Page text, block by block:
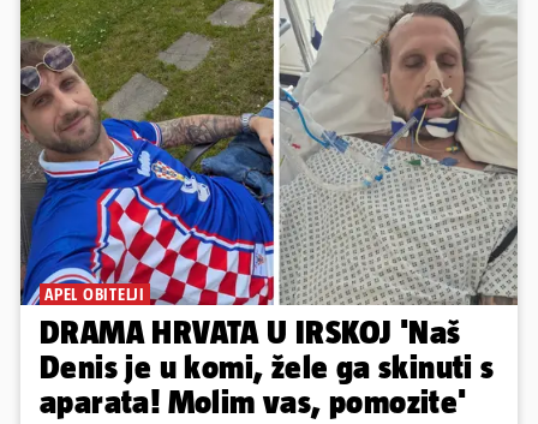
APEL OBITELJI
DRAMA HRVATA U IRSKOJ 'Naš
Denis je u komi, žele ga skinuti s
aparata! Molim vas, pomozite'